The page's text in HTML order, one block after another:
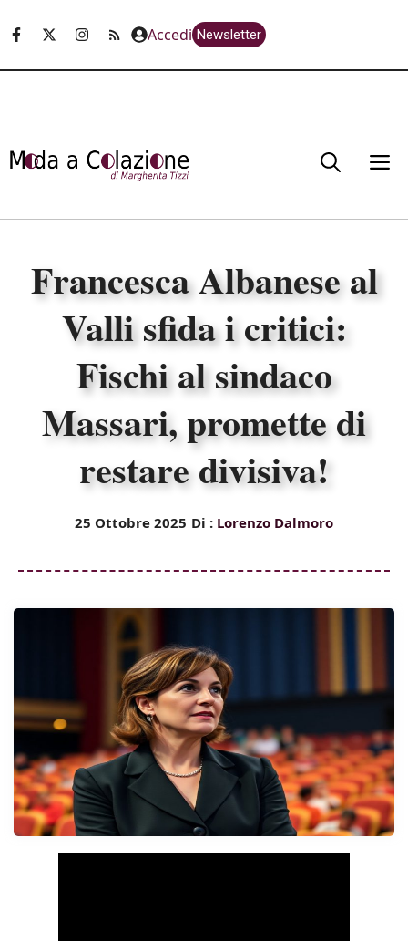
Accedi Newsletter
Francesca Albanese al
Valli sfida i critici:
Fischi al sindaco
Massari, promette di
restare divisiva!
25 Ottobre 2025 Di : Lorenzo Dalmoro